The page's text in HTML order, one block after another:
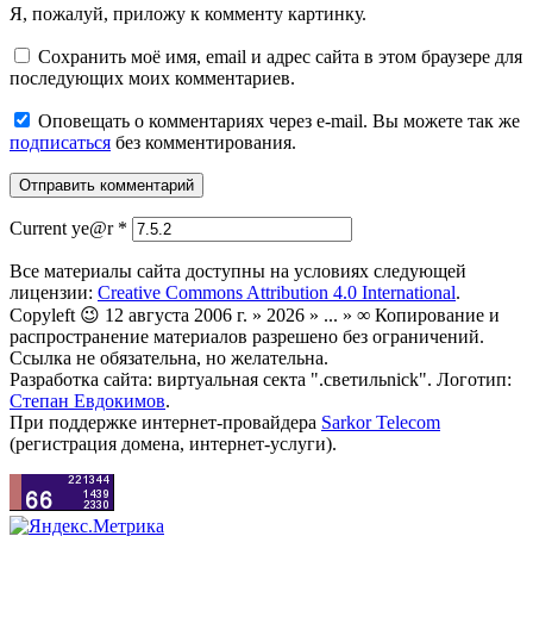
Я, пожалуй, приложу к комменту картинку.
Сохранить моё имя, email и адрес сайта в этом браузере для
последующих моих комментариев.
Оповещать о комментариях через e-mail. Вы можете так же
подписаться без комментирования.
Current ye@r *
Все материалы сайта доступны на условиях следующей
лицензии: Creative Commons Attribution 4.0 International.
Copyleft 😉 12 августа 2006 г. » 2026 » ... » ∞ Копирование и
распространение материалов разрешено без ограничений.
Ссылка не обязательна, но желательна.
Разработка сайта: виртуальная секта ".светильnick". Логотип:
Степан Евдокимов.
При поддержке интернет-провайдера Sarkor Telecom
(регистрация домена, интернет-услуги).